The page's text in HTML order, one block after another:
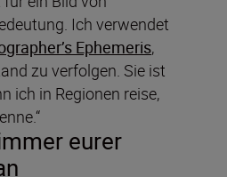
Ich verwendet
Ephemeris,
zu verfolgen. Sie ist
ich in Regionen reise,
eurer